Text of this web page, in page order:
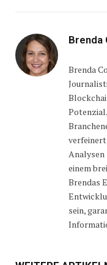
Brenda
Brenda
Analysen
einem
Brendas
sein,